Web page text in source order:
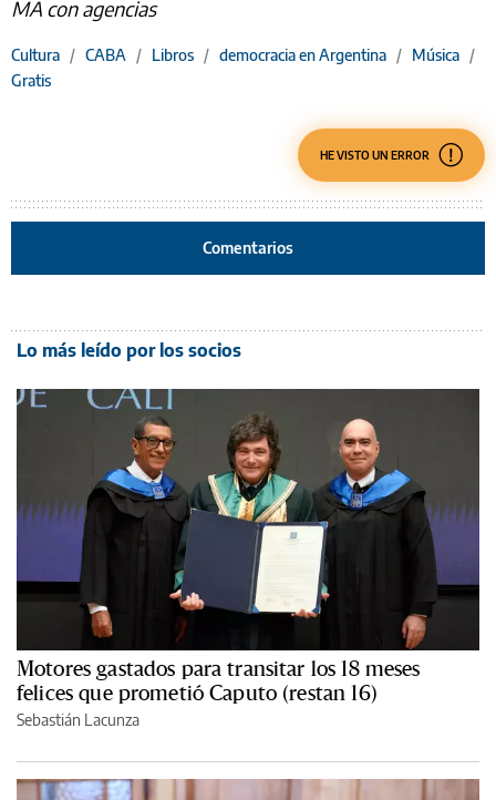
MA con agencias
Cultura / CABA / Libros / democracia en Argentina / Música /
Gratis
HE VISTO UN ERROR
Comentarios
Lo más leído por los socios
Motores gastados para transitar los 18 meses
felices que prometió Caputo (restan 16)
Sebastián Lacunza